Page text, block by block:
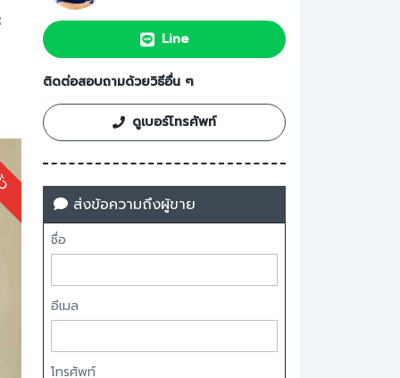
Line
ติดต่อสอบถามด้วยวิธีอื่น ๆ
ดูเบอร์โทรศัพท์
ส่งข้อความถึงผู้ขาย
ชื่อ
อีเมล
โทรศัพท์